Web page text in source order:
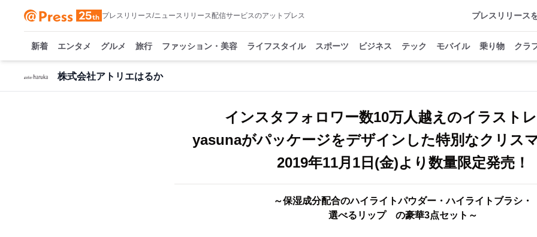
プレスリリース/ニュースリリース配信サービスのアットプレス プレスリリース
新着 エンタメ グルメ 旅行 ファッション・美容 ライフスタイル スポーツ ビジネス テック モバイル 乗り物 クラ
株式会社アトリエはるか
インスタフォロワー数10万人越えのイラスト
yasunaがパッケージをデザインした特別なクリ
2019年11月1日(金)より数量限定発売！
～保湿成分配合のハイライトパウダー・ハイライトブラシ・
選べるリップ の豪華3点セット～